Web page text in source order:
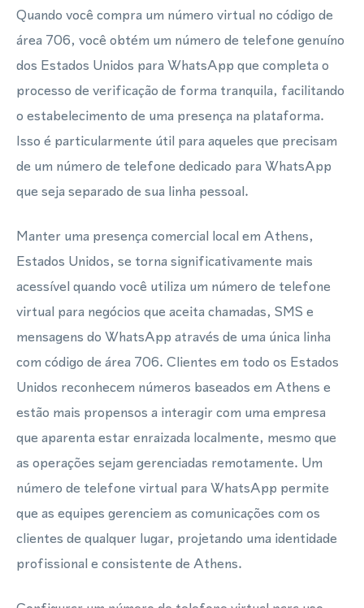
Quando você compra um número virtual no código de
área 706, você obtém um número de telefone genuíno
dos Estados Unidos para WhatsApp que completa o
processo de verificação de forma tranquila, facilitando
o estabelecimento de uma presença na plataforma.
Isso é particularmente útil para aqueles que precisam
de um número de telefone dedicado para WhatsApp
que seja separado de sua linha pessoal.
Manter uma presença comercial local em Athens,
Estados Unidos, se torna significativamente mais
acessível quando você utiliza um número de telefone
virtual para negócios que aceita chamadas, SMS e
mensagens do WhatsApp através de uma única linha
com código de área 706. Clientes em todo os Estados
Unidos reconhecem números baseados em Athens e
estão mais propensos a interagir com uma empresa
que aparenta estar enraizada localmente, mesmo que
as operações sejam gerenciadas remotamente. Um
número de telefone virtual para WhatsApp permite
que as equipes gerenciem as comunicações com os
clientes de qualquer lugar, projetando uma identidade
profissional e consistente de Athens.